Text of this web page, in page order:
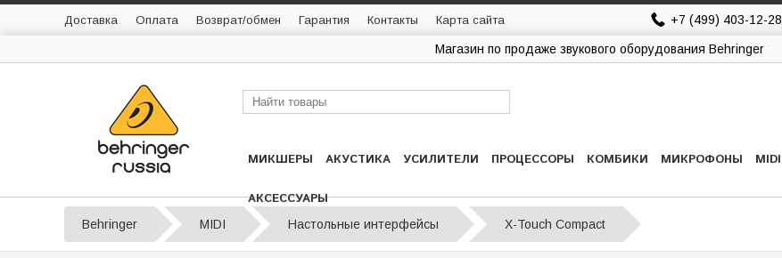
Доставка Оплата Возврат/обмен Гарантия Контакты Карта сайта +7 (499) 403-12-28
Магазин по продаже звукового оборудования Behringer
МИКШЕРЫ АКУСТИКА УСИЛИТЕЛИ ПРОЦЕССОРЫ КОМБИКИ МИКРОФОНЫ MIDI
АКСЕССУАРЫ
Behringer MIDI Настольные интерфейсы X-Touch Compact